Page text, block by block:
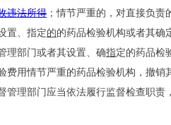
违法所得 ；情节严重的，对直接负
置、指定的的药品检验机构或者其确
理部门或者其设置、确指定的药品检
费用情节严重的药品检验机构，撤销
管理部门应当依法履行监督检查职责